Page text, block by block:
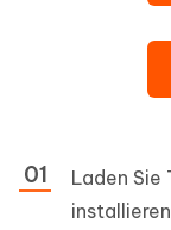
Laden Sie